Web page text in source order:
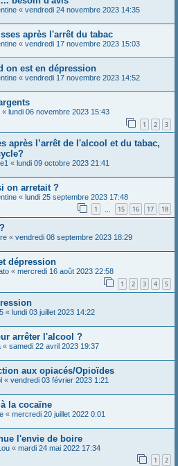
« vendredi 24 novembre 2023 14:35
après l'arrêt du tabac
« vendredi 17 novembre 2023 15:03
on est en dépression
« vendredi 17 novembre 2023 14:52
« lundi 06 novembre 2023 15:43
1 2 3
après l’arrêt de l'alcool et du tabac,
« lundi 09 octobre 2023 21:41
on arretait ?
« lundi 25 septembre 2023 17:48
1 15 16 17 18
« vendredi 08 septembre 2023 18:29
dépression
« mercredi 16 août 2023 22:58
1 2 3 4 5
« lundi 03 juillet 2023 14:22
arrêter l'alcool ?
« samedi 22 avril 2023 19:37
aux opiacés/Opioïdes
« vendredi 03 février 2023 1:21
la cocaïne
« mercredi 20 juillet 2022 0:01
l'envie de boire
« mardi 24 mai 2022 17:34
1 2